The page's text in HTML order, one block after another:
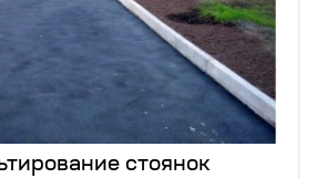
стоянок